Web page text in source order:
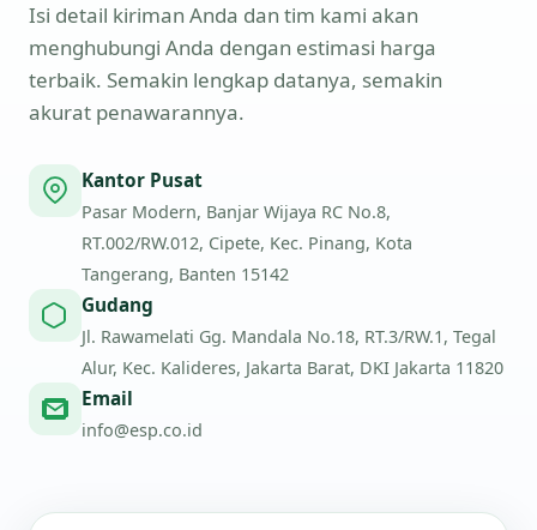
Isi detail kiriman Anda dan tim kami akan
menghubungi Anda dengan estimasi harga
terbaik. Semakin lengkap datanya, semakin
akurat penawarannya.
Kantor Pusat
Pasar Modern, Banjar Wijaya RC No.8,
RT.002/RW.012, Cipete, Kec. Pinang, Kota
Tangerang, Banten 15142
Gudang
Jl. Rawamelati Gg. Mandala No.18, RT.3/RW.1, Tegal
Alur, Kec. Kalideres, Jakarta Barat, DKI Jakarta 11820
Email
info@esp.co.id